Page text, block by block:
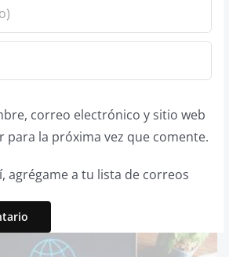
correo electrónico y sitio web
para la próxima vez que comente.
agrégame a tu lista de correos